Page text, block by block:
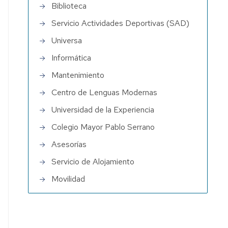
Biblioteca
Servicio Actividades Deportivas (SAD)
Universa
Informática
Mantenimiento
Centro de Lenguas Modernas
Universidad de la Experiencia
Colegio Mayor Pablo Serrano
Asesorías
Servicio de Alojamiento
Movilidad